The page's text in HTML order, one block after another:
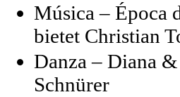
Música – Época
bietet Christian
Danza – Diana
Schnürer